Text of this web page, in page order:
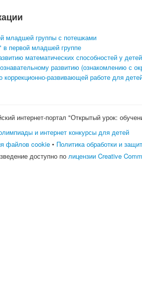
младшей группы с потешками
первой младшей группе
математических способностей у
развитию (ознакомлению с
коррекционно-развивающей работе для
интернет-портал "Открытый урок:
и интернет конкурсы для детей
файлов cookie • Политика обработки и
доступно полицензии Creative